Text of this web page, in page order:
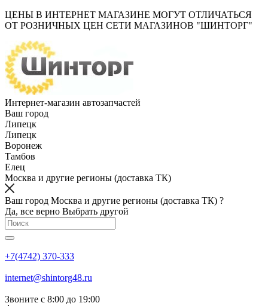
ЦЕНЫ В ИНТЕРНЕТ МАГАЗИНЕ МОГУТ ОТЛИЧАТЬСЯ
ОТ РОЗНИЧНЫХ ЦЕН СЕТИ МАГАЗИНОВ "ШИНТОРГ"
Интернет-магазин автозапчастей
Ваш город
Липецк
Липецк
Воронеж
Тамбов
Елец
Москва и другие регионы (доставка ТК)
Ваш город Москва и другие регионы (доставка ТК) ?
Да, все верно Выбрать другой
+7(4742) 370-333
internet@shintorg48.ru
Звоните с 8:00 до 19:00